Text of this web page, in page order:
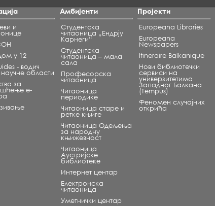
и
у 12
- водич
области
за
е-
Амбијенти
Студентска
читаоница „Ендрју
Карнеги“
Студентска
читаоница – мала
сала
Професорска
читаоница
Читаоница
периодике
Читаоница старе и
ретке књиге
Читаоница Одељења
за народну
књижевност
Читаоница
Аустријске
библиотеке
Интернет центар
Електронска
читаоница
Уметнички центар
Пројекти
Europeana Libraries
Europeana
Newspapers
Itineraire Balkanique
Нови библиотечки
сервиси на
универзитетима
Западног Балкана
(Tempus)
Феномен случајних
открића